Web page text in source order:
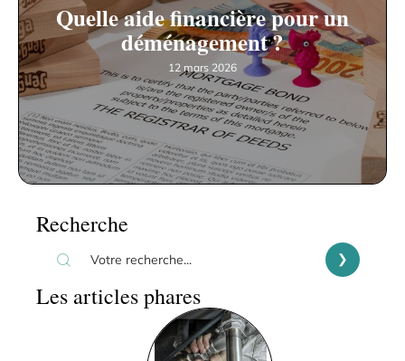
Quelle aide financière pour un
déménagement ?
12 mars 2026
Recherche
Les articles phares